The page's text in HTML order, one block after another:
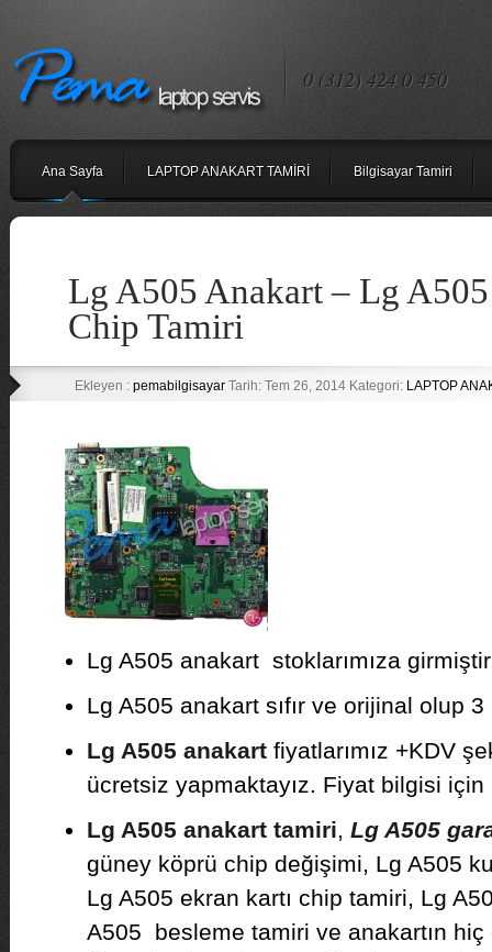
0 (312) 424 0 450
Ana Sayfa LAPTOP ANAKART TAMİRİ Bilgisayar Tamiri
Lg A505 Anakart – Lg
Chip Tamiri
Ekleyen : pemabilgisayarTarih: Tem 26, 2014 Kategori: LAPTOP
Lg A505 anakart stoklarımıza
Lg A505 anakart sıfır ve orijinal olup
Lg A505 anakartfiyatlarımız +KDV
ücretsiz yapmaktayız. Fiyat bilgisi için
Lg A505 anakart tamiri, Lg A505
güney köprü chip değişimi, Lg A505
Lg A505 ekran kartı chip tamiri, Lg
A505 besleme tamiri ve anakartın hiç